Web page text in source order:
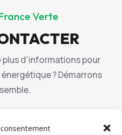
Verte
plus d'informations pour
? Démarrons
ÉCONOMIES